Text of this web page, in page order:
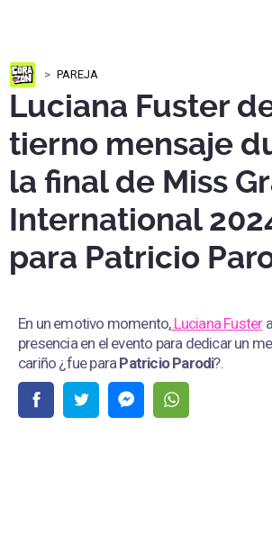
PAREJA
Luciana Fuster
tierno mensaje
la final de Miss
International
para Patricio
En un emotivo momento,Luciana Fuster
presencia en el evento para dedicar un
cariño ¿fue para Patricio Parodi?.